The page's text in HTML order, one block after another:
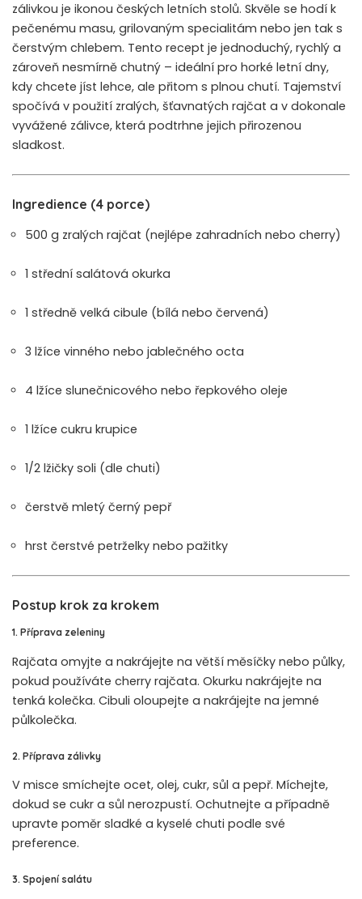
zálivkou je ikonou českých letních stolů. Skvěle se hodí k
pečenému masu, grilovaným specialitám nebo jen tak s
čerstvým chlebem. Tento recept je jednoduchý, rychlý a
zároveň nesmírně chutný – ideální pro horké letní dny,
kdy chcete jíst lehce, ale přitom s plnou chutí. Tajemství
spočívá v použití zralých, šťavnatých rajčat a v dokonale
vyvážené zálivce, která podtrhne jejich přirozenou
sladkost.
Ingredience (4 porce)
500 g zralých rajčat (nejlépe zahradních nebo cherry)
1 střední salátová okurka
1 středně velká cibule (bílá nebo červená)
3 lžíce vinného nebo jablečného octa
4 lžíce slunečnicového nebo řepkového oleje
1 lžíce cukru krupice
1/2 lžičky soli (dle chuti)
čerstvě mletý černý pepř
hrst čerstvé petrželky nebo pažitky
Postup krok za krokem
1. Příprava zeleniny
Rajčata omyjte a nakrájejte na větší měsíčky nebo půlky,
pokud používáte cherry rajčata. Okurku nakrájejte na
tenká kolečka. Cibuli oloupejte a nakrájejte na jemné
půlkolečka.
2. Příprava zálivky
V misce smíchejte ocet, olej, cukr, sůl a pepř. Míchejte,
dokud se cukr a sůl nerozpustí. Ochutnejte a případně
upravte poměr sladké a kyselé chuti podle své
preference.
3. Spojení salátu